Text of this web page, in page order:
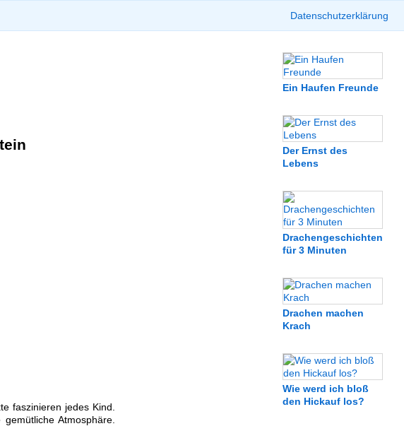
Datenschutzerklärung
faszinieren jedes Kind.
Atmosphäre.
Ein Haufen Freunde
Der Ernst des
Lebens
Drachengeschichten
für 3 Minuten
Drachen machen
Krach
Wie werd ich bloß
den Hickauf los?